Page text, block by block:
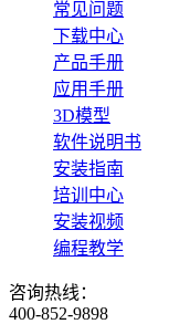
常见问题
下载中心
产品手册
应用手册
3D模型
软件说明书
安装指南
培训中心
安装视频
编程教学
咨询热线：
400-852-9898